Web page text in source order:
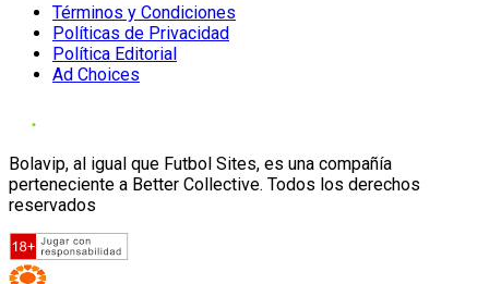
Términos y Condiciones
Políticas de Privacidad
Política Editorial
Ad Choices
Bolavip, al igual que Futbol Sites, es una compañía
perteneciente a Better Collective. Todos los derechos
reservados